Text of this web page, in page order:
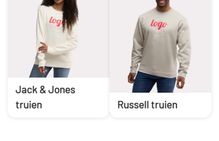
Jack & Jones
truien
Russell truien